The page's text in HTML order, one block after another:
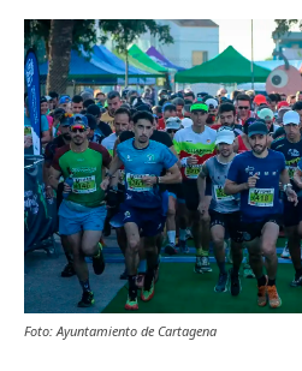
Foto: Ayuntamiento de Cartagena